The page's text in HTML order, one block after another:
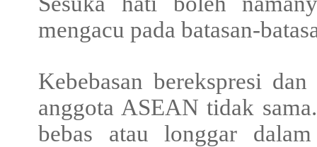
mengacu pada batasan-
Kebebasan berekspresi
anggota ASEAN tidak
bebas atau longgar